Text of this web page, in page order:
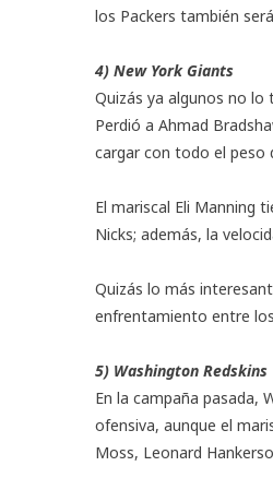
los Packers también
4) New York Giants
Quizás ya algunos no
Perdió a Ahmad
cargar con todo el peso
El mariscal Eli Manning
Nicks; además, la
Quizás lo más
enfrentamiento entre
5) Washington Redskins
En la campaña pasada,
ofensiva, aunque el
Moss, Leonard